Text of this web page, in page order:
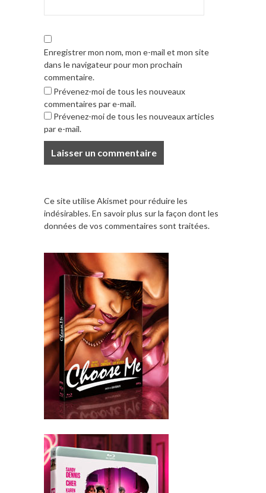
Enregistrer mon nom, mon e-mail et mon site
dans le navigateur pour mon prochain
commentaire.
Prévenez-moi de tous les nouveaux
commentaires par e-mail.
Prévenez-moi de tous les nouveaux articles
par e-mail.
Ce site utilise Akismet pour réduire les
indésirables.En savoir plus sur la façon dont les
données de vos commentaires sont traitées.